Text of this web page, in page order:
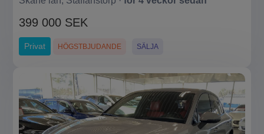
399 000 SEK
Privat HÖGSTBJUDANDE SÄLJA